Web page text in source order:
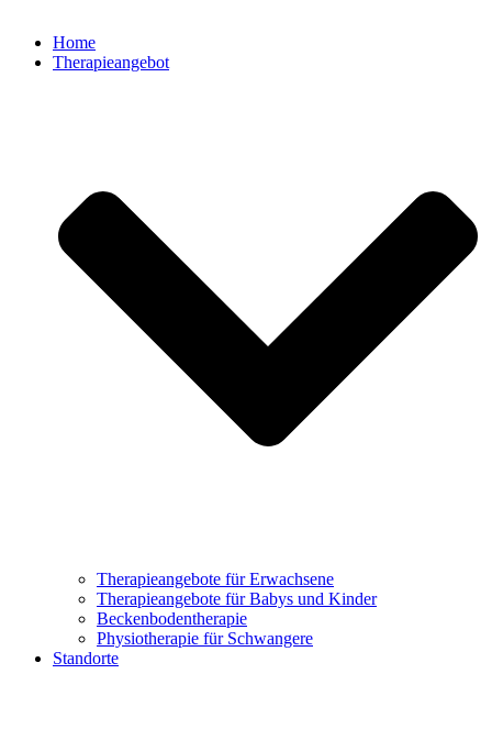
Home
Therapieangebot
Therapieangebote für Erwachsene
Therapieangebote für Babys und Kinder
Beckenbodentherapie
Physiotherapie für Schwangere
Standorte